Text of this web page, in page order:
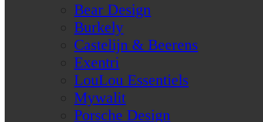
Bear Design
Burkely
Castelijn & Beerens
Exentri
LouLou Essentiels
Mywalit
Porsche Design